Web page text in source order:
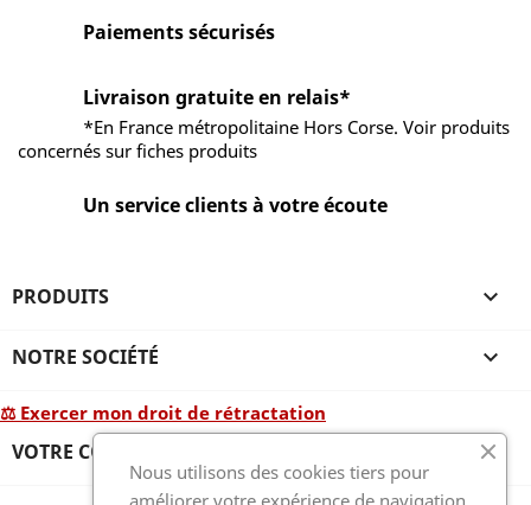
Paiements sécurisés
Livraison gratuite en relais*
*En France métropolitaine Hors Corse. Voir produits
concernés sur fiches produits
Un service clients à votre écoute
PRODUITS 
NOTRE SOCIÉTÉ 
⚖ Exercer mon droit de rétractation
VOTRE COMPTE 
Nous utilisons des cookies tiers pour
améliorer votre expérience de navigation,